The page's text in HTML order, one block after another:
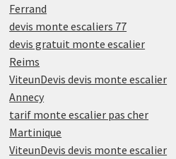
Ferrand
devis monte escaliers 77
devis gratuit monte escalier
Reims
ViteunDevis devis monte escalier
Annecy
tarif monte escalier pas cher
Martinique
ViteunDevis devis monte escalier